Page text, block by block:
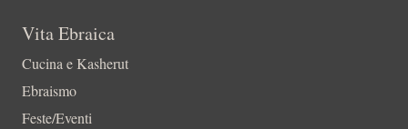
Vita Ebraica
Cucina e Kasherut
Ebraismo
Feste/Eventi